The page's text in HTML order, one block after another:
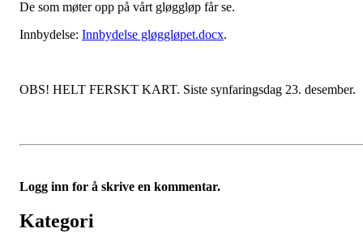
De som møter opp på vårt gløggløp får se.
Innbydelse: Innbydelse gløggløpet.docx.
OBS! HELT FERSKT KART. Siste synfaringsdag 23. desember.
Logg inn for å skrive en kommentar.
Kategori